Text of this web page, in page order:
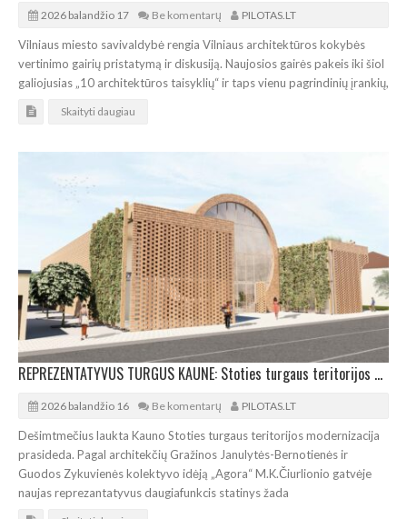
2026 balandžio 17 Be komentarų PILOTAS.LT
Vilniaus miesto savivaldybė rengia Vilniaus architektūros kokybės
vertinimo gairių pristatymą ir diskusiją. Naujosios gairės pakeis iki šiol
galiojusias „10 architektūros taisyklių“ ir taps vienu pagrindinių įrankių,
Skaityti daugiau
REPREZENTATYVUS TURGUS KAUNE: Stoties turgaus teritorijos modernizacija prasideda
2026 balandžio 16 Be komentarų PILOTAS.LT
Dešimtmečius laukta Kauno Stoties turgaus teritorijos modernizacija
prasideda. Pagal architekčių Gražinos Janulytės-Bernotienės ir
Guodos Zykuvienės kolektyvo idėją „Agora“ M.K.Čiurlionio gatvėje
naujas reprezantatyvus daugiafunkcis statinys žada